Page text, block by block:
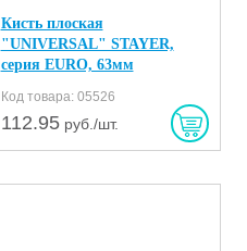
Кисть плоская
"UNIVERSAL" STAYER,
серия EURO, 63мм
Код товара: 05526
112.95руб./шт.